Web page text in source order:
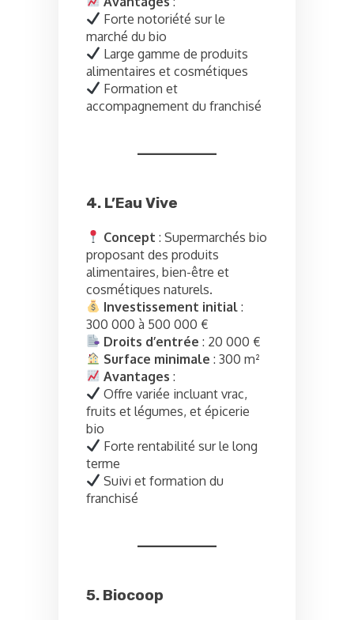
Forte notoriété sur le
marché du bio
Large gamme de produits
alimentaires et cosmétiques
Formation et
accompagnement du franchisé
4. L’Eau Vive
Concept : Supermarchés bio
proposant des produits
alimentaires, bien-être et
cosmétiques naturels.
Investissement initial :
300 000 à 500 000 €
Droits d’entrée : 20 000 €
Surface minimale : 300 m²
Avantages :
Offre variée incluant vrac,
fruits et légumes, et épicerie
bio
Forte rentabilité sur le long
terme
Suivi et formation du
franchisé
5. Biocoop